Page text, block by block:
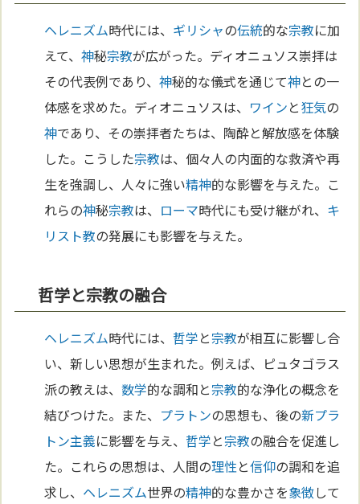
ヘレニズム時代には、 ギリシャの伝統的な宗教に加
えて、神秘宗教が広がった。ディオニュソス崇拝は
その代表例であり、神秘的な儀式を通じて神との一
体感を求めた。ディオニュソスは、 ワインと狂気の
神であり、その崇拝者たちは、陶酔と解放感を体験
した。こうした宗教は、個々人の内面的な救済や再
生を強調し、人々に強い精神的な影響を与えた。こ
れらの神秘宗教は、 ローマ時代にも受け継がれ、 キ
リスト教の発展にも影響を与えた。
哲学と宗教の融合
ヘレニズム時代には、 哲学と宗教が相互に影響し合
い、新しい思想が生まれた。例えば、ピュタゴラス
派の教えは、数学的な調和と宗教的な浄化の概念を
結びつけた。また、 プラトンの思想も、後の新プラ
トン主義に影響を与え、 哲学と宗教の融合を促進し
た。これらの思想は、人間の理性と信仰の調和を追
求し、 ヘレニズム世界の精神的な豊かさを象徴して